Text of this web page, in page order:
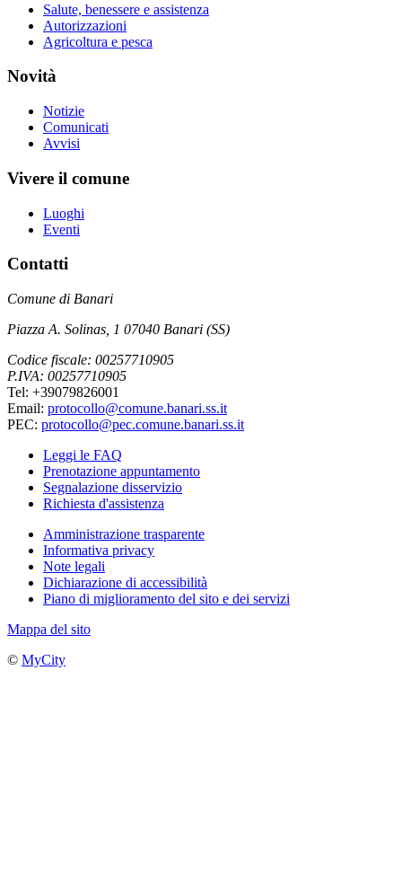
Salute, benessere e assistenza
Autorizzazioni
Agricoltura e pesca
Novità
Notizie
Comunicati
Avvisi
Vivere il comune
Luoghi
Eventi
Contatti
Comune di Banari
Piazza A. Solinas, 1 07040 Banari (SS)
Codice fiscale: 00257710905
P.IVA: 00257710905
Tel: +39079826001
Email: protocollo@comune.banari.ss.it
PEC: protocollo@pec.comune.banari.ss.it
Leggi le FAQ
Prenotazione appuntamento
Segnalazione disservizio
Richiesta d'assistenza
Amministrazione trasparente
Informativa privacy
Note legali
Dichiarazione di accessibilità
Piano di miglioramento del sito e dei servizi
Mappa del sito
© MyCity